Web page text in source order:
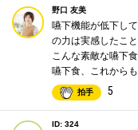
野口 友美
嚥下機能が低下し
の力は実感したこと
こんな素敵な嚥下
嚥下食、これから
拍手 5
ID: 324